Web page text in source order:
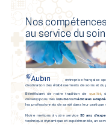
, entreprise française
destination des établissements de soins et du
Nos compétences
au service du soin
Bénéficiant de notre tradition de qualité,
développons dessolutions médicales
les professionnels de santé dans leur
Notre mettons à votre service 30 ans
technique dynamique et expérimentée, un